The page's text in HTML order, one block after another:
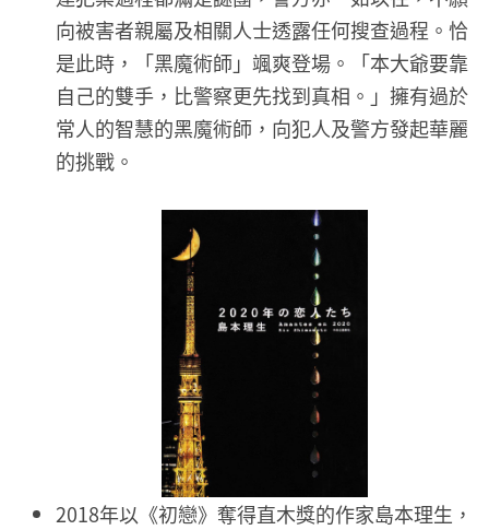
向被害者親屬及相關人士透露任何搜查過程。恰
是此時，「黑魔術師」颯爽登場。「本大爺要靠
自己的雙手，比警察更先找到真相。」擁有過於
常人的智慧的黑魔術師，向犯人及警方發起華麗
的挑戰。
2018年以《初戀》奪得直木獎的作家島本理生，